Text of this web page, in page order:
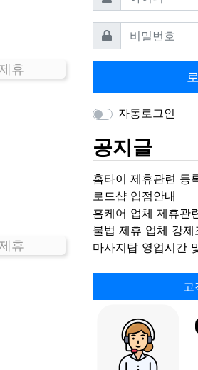
휴
휴
비밀번호필수
자동로그인
공지글
홈타이 제휴관련 등
로드샵 입점안내
홈케어 업체 제휴관
불법 제휴 업체 강제
고